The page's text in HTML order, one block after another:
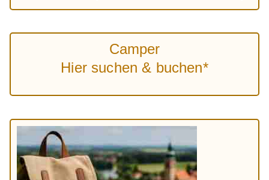
Camper
Hier suchen & buchen*